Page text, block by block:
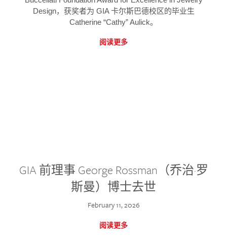
Design，获奖者为 GIA 卡尔斯巴德校区的毕业生
Catherine “Cathy” Aulick。
阅读更多
GIA 前理事 George Rossman（乔治·罗
斯曼）博士去世
February 11, 2026
阅读更多